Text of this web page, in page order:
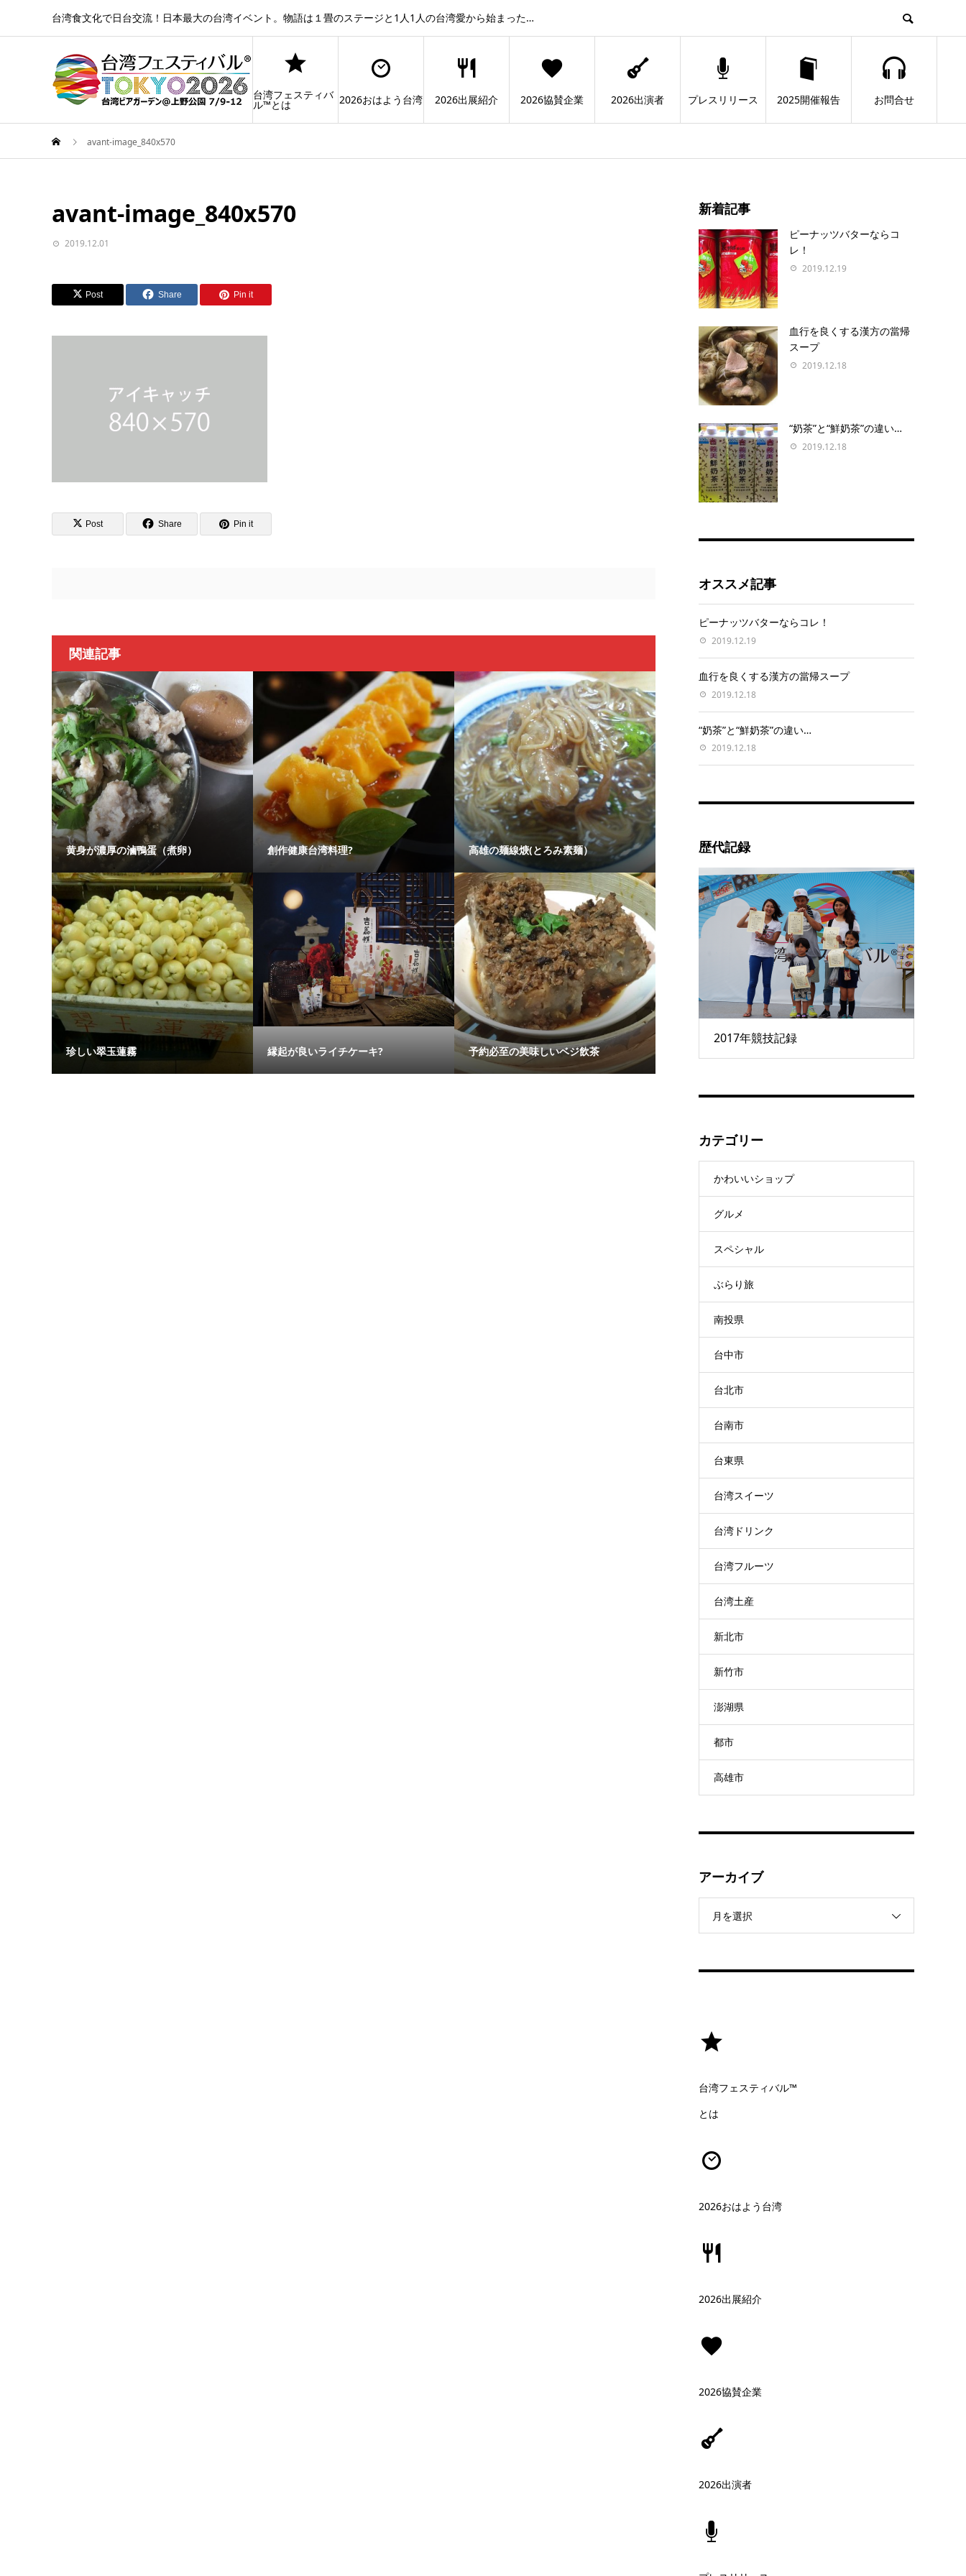
台湾食文化で日台交流！日本最大の台湾イベント。物語は１畳のステージと1人1人の台湾愛から始まった…
台湾フェスティバ
ル™とは 2026おはよう台湾 2026出展紹介 2026協賛企業 2026出演者 プレスリリース 2025開催報告 お問合せ
avant-image_840x570
avant-image_840x570
2019.12.01
Post Share Pin it
Post Share Pin it
関連記事
黄身が濃厚の滷鴨蛋（煮卵） 創作健康台湾料理? 高雄の麺線焿(とろみ素麺）
珍しい翠玉蓮霧 縁起が良いライチケーキ? 予約必至の美味しいベジ飲茶
新着記事
ピーナッツバターならコ
レ！
2019.12.19
血行を良くする漢方の當帰
スープ
2019.12.18
“奶茶”と“鮮奶茶”の違い…
2019.12.18
オススメ記事
ピーナッツバターならコレ！
2019.12.19
血行を良くする漢方の當帰スープ
2019.12.18
“奶茶”と“鮮奶茶”の違い…
2019.12.18
歴代記録
2017年競技記録
カテゴリー
かわいいショップ
グルメ
スペシャル
ぶらり旅
南投県
台中市
台北市
台南市
台東県
台湾スイーツ
台湾ドリンク
台湾フルーツ
台湾土産
新北市
新竹市
澎湖県
都市
高雄市
アーカイブ
月を選択
台湾フェスティバル™
とは
2026おはよう台湾
2026出展紹介
2026協賛企業
2026出演者